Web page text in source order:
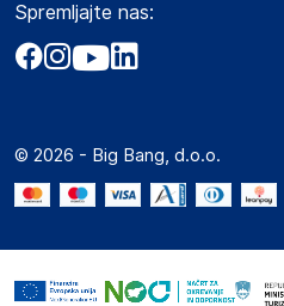
Obvestila za javnost
Akt o digitalnih storitvah
Marketplace za partnerje
Novosti
Zavarovanje izdelkov
Marketplace
Kako oddati naročilo?
Spremljajte nas:
© 2026 - Big Bang, d.o.o.